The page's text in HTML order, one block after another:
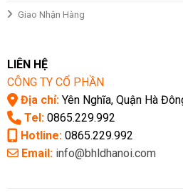
Giao Nhận Hàng
LIÊN HỆ
CÔNG TY CỔ PHẦN
Địa chỉ:Yên Nghĩa, Quận Hà
Tel:0865.229.992
Hotline:0865.229.992
Email: info@bhldhanoi.com